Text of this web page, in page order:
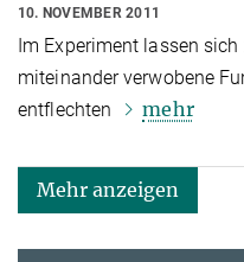
10. NOVEMBER 2011
Im Experiment lassen
miteinander verwobene
entflechten
mehr
Mehr anzeigen